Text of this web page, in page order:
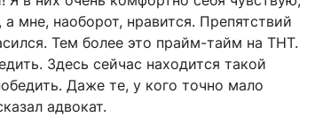
мне, наоборот, нравится. Препятствий
Тем более это прайм-тайм на ТНТ.
Здесь сейчас находится такой
Даже те, у кого точно мало
адвокат.